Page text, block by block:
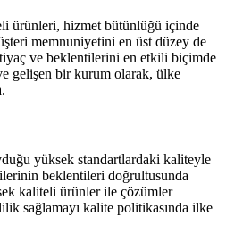
ürünleri, hizmet bütünlüğü içinde
memnuniyetini en üst düzey de
ve beklentilerini en etkili biçimde
gelişen bir kurum olarak, ülke
yüksek standartlardaki kaliteyle
beklentileri doğrultusunda
kaliteli ürünler ile çözümler
sağlamayı kalite politikasında ilke